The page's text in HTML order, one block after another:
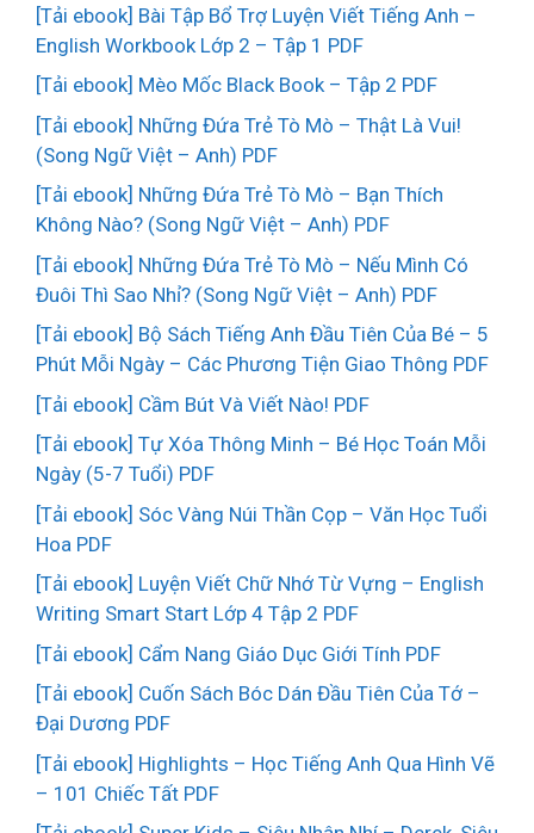
[Tải ebook] Bài Tập Bổ Trợ Luyện Viết Tiếng Anh –
English Workbook Lớp 2 – Tập 1 PDF
[Tải ebook] Mèo Mốc Black Book – Tập 2 PDF
[Tải ebook] Những Đứa Trẻ Tò Mò – Thật Là Vui!
(Song Ngữ Việt – Anh) PDF
[Tải ebook] Những Đứa Trẻ Tò Mò – Bạn Thích
Không Nào? (Song Ngữ Việt – Anh) PDF
[Tải ebook] Những Đứa Trẻ Tò Mò – Nếu Mình Có
Đuôi Thì Sao Nhỉ? (Song Ngữ Việt – Anh) PDF
[Tải ebook] Bộ Sách Tiếng Anh Đầu Tiên Của Bé – 5
Phút Mỗi Ngày – Các Phương Tiện Giao Thông PDF
[Tải ebook] Cầm Bút Và Viết Nào! PDF
[Tải ebook] Tự Xóa Thông Minh – Bé Học Toán Mỗi
Ngày (5-7 Tuổi) PDF
[Tải ebook] Sóc Vàng Núi Thần Cọp – Văn Học Tuổi
Hoa PDF
[Tải ebook] Luyện Viết Chữ Nhớ Từ Vựng – English
Writing Smart Start Lớp 4 Tập 2 PDF
[Tải ebook] Cẩm Nang Giáo Dục Giới Tính PDF
[Tải ebook] Cuốn Sách Bóc Dán Đầu Tiên Của Tớ –
Đại Dương PDF
[Tải ebook] Highlights – Học Tiếng Anh Qua Hình Vẽ
– 101 Chiếc Tất PDF